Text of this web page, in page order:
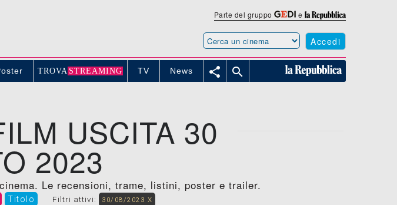
Parte del gruppo e
Accedi
TROVA STREAMING TV News  
USCITA 30
2023
Le recensioni, trame, listini, poster e trailer.
Titolo Filtri attivi: 30/08/2023 X